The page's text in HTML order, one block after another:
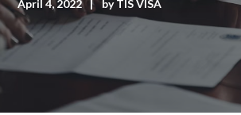
April 4, 2022 byTIS VISA